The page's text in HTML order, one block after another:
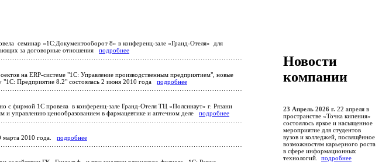
семинар «1С:Документооборот 8» в конференц-зале «Гранд-Отеля» для
за договорные отношения подробнее
на ERP-системе "1С: Управление производственным предприятием", новые
"1С: Предприятие 8.2" состоялась 2 июня 2010 года подробнее
с фирмой 1С провела в конференц-зале Гранд-Отеля ТЦ «Полсинаут» г. Рязани
управлению ценообразованием в фармацевтике и аптечном деле подробнее
марта 2010 года. подробнее
Новости
компании
23 Апрель 2026 г. 22 апреля в
пространстве «Точка кипения»
состоялось яркое и насыщенное
мероприятие для студентов
вузов и колледжей, посвящённое
возможностям карьерного роста
в сфере информационных
технологий. подробнее